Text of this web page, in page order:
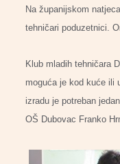
Na županijskom
tehničari poduzetnici.
Klub mladih tehničara
moguća je kod kuće ili
izradu je potreban
OŠ Dubovac Franko